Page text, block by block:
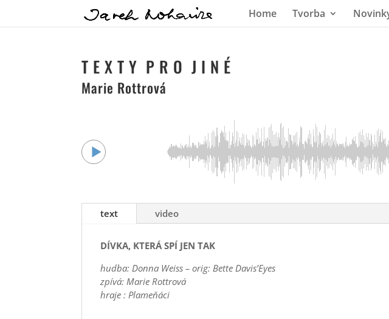
Home Tvorba
T E X T Y P R O J I N É
Marie Rottrová
text video
DÍVKA, KTERÁ SPÍ JEN TAK
hudba: Donna Weiss – orig: Bette Davis’Eyes
zpívá: Marie Rottrová
hraje : Plameňáci